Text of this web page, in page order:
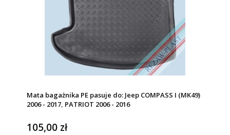
Mata bagażnika PE pasuje do: Jeep COMPASS I (MK49)
2006 - 2017, PATRIOT 2006 - 2016
105,00 zł